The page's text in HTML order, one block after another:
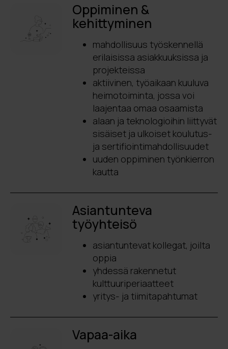
Oppiminen &
kehittyminen
mahdollisuus työskennellä
erilaisissa asiakkuuksissa ja
projekteissa
aktiivinen, työaikaan kuuluva
heimotoiminta, jossa voi
laajentaa omaa osaamista
alaan ja teknologioihin liittyvät
sisäiset ja ulkoiset koulutus-
ja sertifiointimahdollisuudet
uuden oppiminen työnkierron
kautta
Asiantunteva
työyhteisö
asiantuntevat kollegat, joilta
oppia
yhdessä rakennetut
kulttuuriperiaatteet
yritys- ja tiimitapahtumat
Vapaa-aika